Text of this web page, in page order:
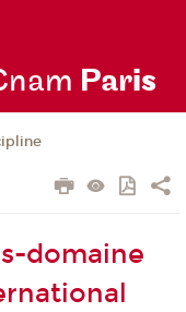
Paris
domaine